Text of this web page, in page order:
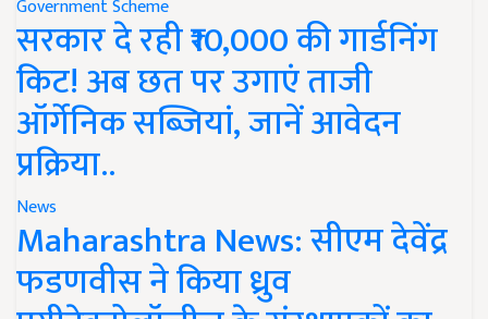
Government Scheme
सरकार दे रही ₹10,000 की गार्डनिंग
किट! अब छत पर उगाएं ताजी
ऑर्गेनिक सब्जियां, जानें आवेदन
प्रक्रिया..
News
Maharashtra News: सीएम देवेंद्र
फडणवीस ने किया ध्रुव